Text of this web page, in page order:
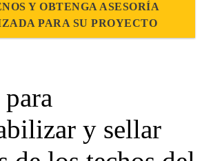
Y OBTENGA ASESORÍA
PARA SU PROYECTO
y sellar